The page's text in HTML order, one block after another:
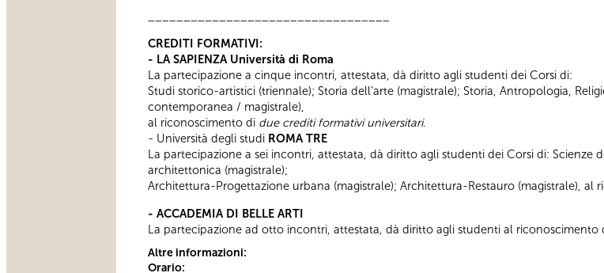
CREDITI FORMATIVI:
- LA SAPIENZA Università di Roma
La partecipazione a cinque incontri, attestata, dà diritto agli studenti dei Corsi di:
Studi storico-artistici (triennale); Storia dell’arte (magistrale); Storia, Antropologia,
contemporanea / magistrale),
al riconoscimento di due crediti formativi universitari.
- Università degli studi ROMA TRE
La partecipazione a sei incontri, attestata, dà diritto agli studenti dei Corsi di:
architettonica (magistrale);
Architettura-Progettazione urbana (magistrale); Architettura-Restauro (magistrale), al
- ACCADEMIA DI BELLE ARTI
La partecipazione ad otto incontri, attestata, dà diritto agli studenti al riconoscimento
Altre informazioni:
Orario: